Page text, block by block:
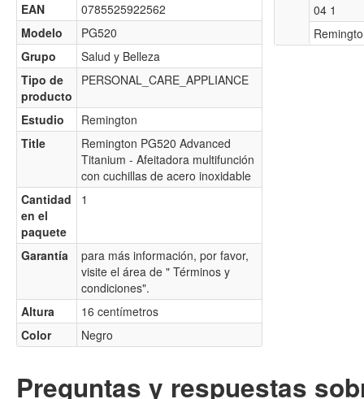
EAN
0785525922562
Modelo
PG520
Grupo
Salud y Belleza
Tipo de
producto
PERSONAL_CARE_APPLIANCE
Estudio
Remington
Title
Remington PG520 Advanced
Titanium - Afeitadora multifunción
con cuchillas de acero inoxidable
Cantidad
en el
paquete
1
Garantía
para más información, por favor,
visite el área de " Términos y
condiciones".
Altura
16 centímetros
Color
Negro
04 1
Preguntas y respuestas